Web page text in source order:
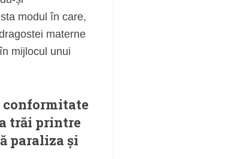
modul în care,
materne
mijlocul unui
conformitate
trăi printre
paraliza și